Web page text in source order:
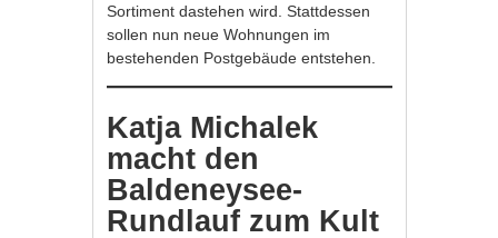
Sortiment dastehen wird. Stattdessen
sollen nun neue Wohnungen im
bestehenden Postgebäude entstehen.
Katja Michalek
macht den
Baldeneysee-
Rundlauf zum Kult